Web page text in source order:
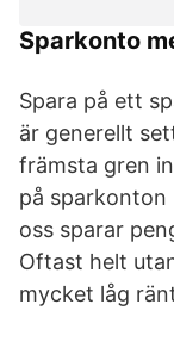
Sparkonto
Spara på ett
är generellt
främsta gren
på sparkonton
oss sparar
Oftast helt
mycket låg